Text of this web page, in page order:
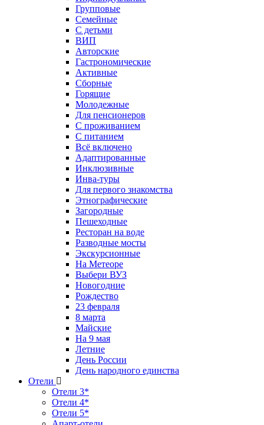
Групповые
Семейные
С детьми
ВИП
Авторские
Гастрономические
Активные
Сборные
Горящие
Молодежные
Для пенсионеров
С проживанием
С питанием
Всё включено
Адаптированные
Инклюзивные
Инва-туры
Для первого знакомства
Этнографические
Загородные
Пешеходные
Ресторан на воде
Разводные мосты
Экскурсионные
На Метеоре
Выбери ВУЗ
Новогодние
Рождество
23 февраля
8 марта
Майские
На 9 мая
Летние
День России
День народного единства
Отели
Отели 3*
Отели 4*
Отели 5*